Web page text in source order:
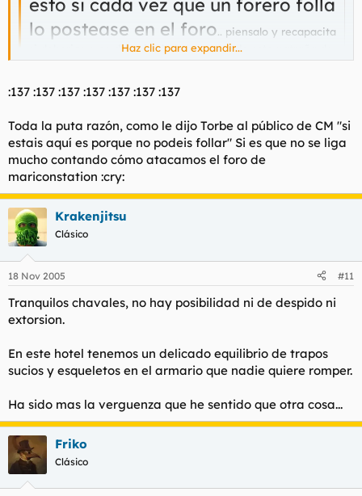
esto si cada vez que un forero folla
lo postease en el foro.. piensalo y recapacita
si deberias o no deberias haber empezado esta patraña de
post.
Haz clic para expandir...
Haz clic para expandir...
:137 :137 :137 :137 :137 :137 :137
Toda la puta razón, como le dijo Torbe al público de CM "si
estais aquí es porque no podeis follar" Si es que no se liga
mucho contando cómo atacamos el foro de
mariconstation :cry:
Krakenjitsu
Clásico
18 Nov 2005 #11
Tranquilos chavales, no hay posibilidad ni de despido ni
extorsion.
En este hotel tenemos un delicado equilibrio de trapos
sucios y esqueletos en el armario que nadie quiere romper.
Ha sido mas la verguenza que he sentido que otra cosa...
Friko
Clásico